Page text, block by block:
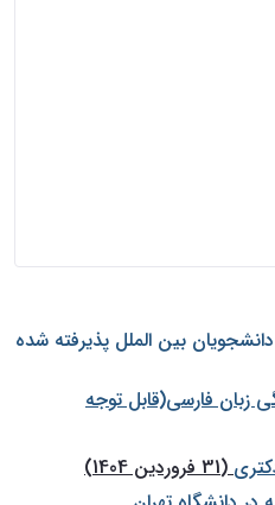
بين الملل پذيرفته شده
فارسی(قابل توجه
(31 فروردین 1404)